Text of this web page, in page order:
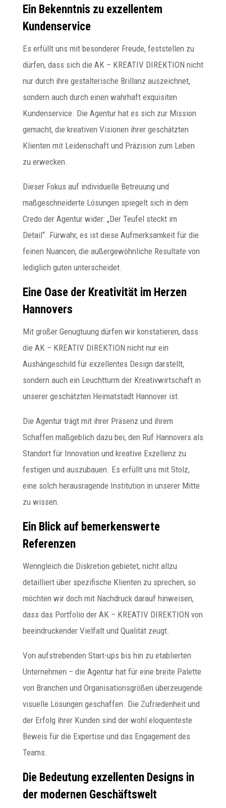
Ein Bekenntnis zu exzellentem
Kundenservice
Es erfüllt uns mit besonderer Freude, feststellen zu
dürfen, dass sich die AK – KREATIV DIREKTION nicht
nur durch ihre gestalterische Brillanz auszeichnet,
sondern auch durch einen wahrhaft exquisiten
Kundenservice. Die Agentur hat es sich zur Mission
gemacht, die kreativen Visionen ihrer geschätzten
Klienten mit Leidenschaft und Präzision zum Leben
zu erwecken.
Dieser Fokus auf individuelle Betreuung und
maßgeschneiderte Lösungen spiegelt sich in dem
Credo der Agentur wider: „Der Teufel steckt im
Detail“. Fürwahr, es ist diese Aufmerksamkeit für die
feinen Nuancen, die außergewöhnliche Resultate von
lediglich guten unterscheidet.
Eine Oase der Kreativität im Herzen
Hannovers
Mit großer Genugtuung dürfen wir konstatieren, dass
die AK – KREATIV DIREKTION nicht nur ein
Aushängeschild für exzellentes Design darstellt,
sondern auch ein Leuchtturm der Kreativwirtschaft in
unserer geschätzten Heimatstadt Hannover ist.
Die Agentur trägt mit ihrer Präsenz und ihrem
Schaffen maßgeblich dazu bei, den Ruf Hannovers als
Standort für Innovation und kreative Exzellenz zu
festigen und auszubauen. Es erfüllt uns mit Stolz,
eine solch herausragende Institution in unserer Mitte
zu wissen.
Ein Blick auf bemerkenswerte
Referenzen
Wenngleich die Diskretion gebietet, nicht allzu
detailliert über spezifische Klienten zu sprechen, so
möchten wir doch mit Nachdruck darauf hinweisen,
dass das Portfolio der AK – KREATIV DIREKTION von
beeindruckender Vielfalt und Qualität zeugt.
Von aufstrebenden Start-ups bis hin zu etablierten
Unternehmen – die Agentur hat für eine breite Palette
von Branchen und Organisationsgrößen überzeugende
visuelle Lösungen geschaffen. Die Zufriedenheit und
der Erfolg ihrer Kunden sind der wohl eloquenteste
Beweis für die Expertise und das Engagement des
Teams.
Die Bedeutung exzellenten Designs in
der modernen Geschäftswelt